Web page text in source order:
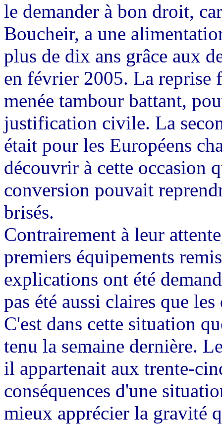
le demander à bon droit,
Boucheir, a une
plus de dix ans grâce aux
en février 2005. La reprise
menée tambour battant,
justification civile. La
était pour les Européens
découvrir à cette occasion
conversion pouvait
brisés.
Contrairement à leur
premiers équipements
explications ont été
pas été aussi claires que
C'est dans cette situation
tenu la semaine dernière.
il appartenait aux trente-
conséquences d'une
mieux apprécier la gravité